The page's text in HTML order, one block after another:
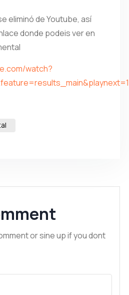
eliminó de Youtube, así
donde podeis ver en
watch?
or sine up if you dont